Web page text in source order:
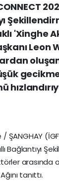
'Xinghe
ŞANGHAY
Bağlantıyı
arasında
tanıttı.